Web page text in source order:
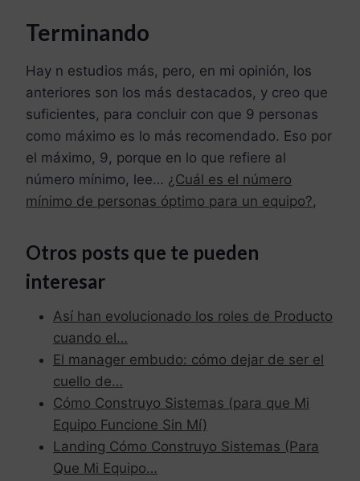
Terminando
Hay n estudios más, pero, en mi opinión, los
anteriores son los más destacados, y creo que
suficientes, para concluir con que 9 personas
como máximo es lo más recomendado. Eso por
el máximo, 9, porque en lo que refiere al
número mínimo, lee… ¿Cuál es el número
mínimo de personas óptimo para un equipo?,
Otros posts que te pueden
interesar
Así han evolucionado los roles de Producto
cuando el…
El manager embudo: cómo dejar de ser el
cuello de…
Cómo Construyo Sistemas (para que Mi
Equipo Funcione Sin Mí)
Landing Cómo Construyo Sistemas (Para
Que Mi Equipo…